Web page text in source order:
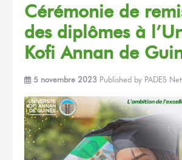
Cérémonie de
des diplômes à
Kofi Annan de
5 novembre 2023 Published by PADES